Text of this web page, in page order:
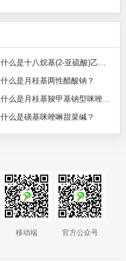
什么是十八烷基(2-亚硫酸)乙基二甲基铵？
什么是月桂基两性醋酸钠？
什么是月桂基羧甲基钠型咪唑啉酯酸盐？
什么是磺基咪唑啉甜菜碱？
移动端 官方公众号